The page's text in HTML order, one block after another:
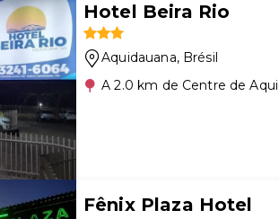
Hotel Beira Rio
Aquidauana, Brésil
A 2.0 km de Centre de
Fênix Plaza Hotel